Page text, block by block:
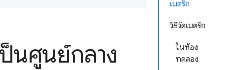
เมตริก
วิธีวัดเมตริก
ในห้อง
ทดลอง
นศูนย์กลาง